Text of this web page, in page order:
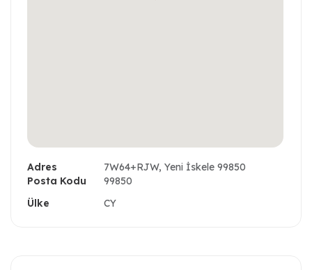
Adres
7W64+RJW, Yeni İskele 99850
Posta Kodu
99850
Ülke
CY